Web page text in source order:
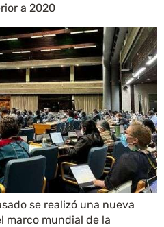
a 2020
se realizó una nueva
marco mundial de la